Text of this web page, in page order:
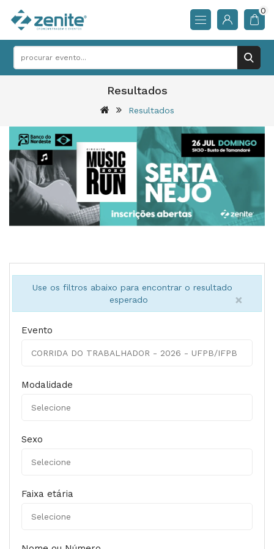
0
Resultados
Resultados
Use os filtros abaixo para encontrar o resultado
esperado
×
Evento
Modalidade
Sexo
Faixa etária